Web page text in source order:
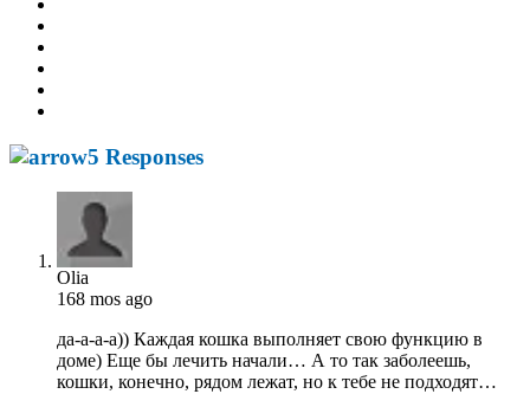
5 Responses
Olia
168 mos ago
да-а-а-а)) Каждая кошка выполняет свою функцию в
доме) Еще бы лечить начали… А то так заболеешь,
кошки, конечно, рядом лежат, но к тебе не подходят…